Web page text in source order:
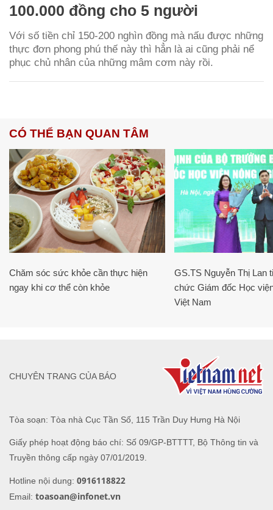
100.000 đồng cho 5 người
Với số tiền chỉ 150-200 nghìn đồng mà nấu được những
thực đơn phong phú thế này thì hẳn là ai cũng phải nể
phục chủ nhân của những mâm cơm này rồi.
CÓ THỂ BẠN QUAN TÂM
Chăm sóc sức khỏe cần thực hiện
ngay khi cơ thể còn khỏe
GS.TS Nguyễn Thị Lan
chức Giám đốc Học
Việt Nam
Tòa soạn: Tòa nhà Cục Tần Số, 115 Trần Duy Hưng Hà Nội
Giấy phép hoạt động báo chí: Số 09/GP-BTTTT, Bộ Thông tin và
Truyền thông cấp ngày 07/01/2019.
Hotline nội dung: 0916118822
Email: toasoan@infonet.vn
CHUYÊN TRANG CỦA BÁO